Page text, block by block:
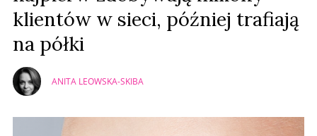
klientów w sieci, później trafiają
na półki
ANITA LEOWSKA-SKIBA